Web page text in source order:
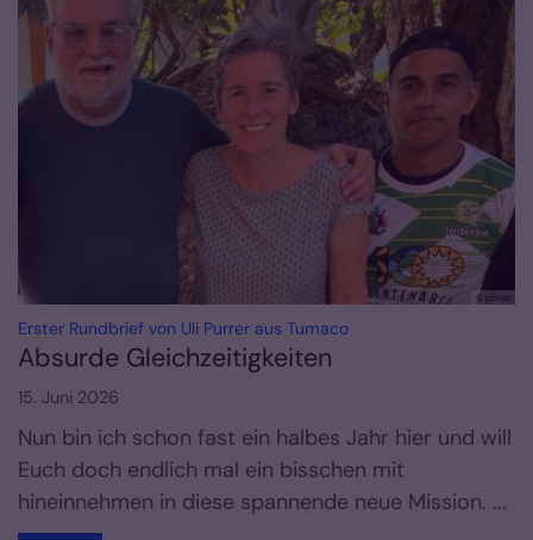
© privat
Erster Rundbrief von Uli Purrer aus Tumaco:
Absurde Gleichzeitigkeiten
15. Juni 2026
Nun bin ich schon fast ein halbes Jahr hier und will
Euch doch endlich mal ein bisschen mit
hineinnehmen in diese spannende neue Mission. ...